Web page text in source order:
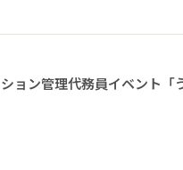
ョン管理代務員イベント「